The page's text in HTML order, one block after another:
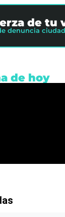
de tu
denuncia
de hoy